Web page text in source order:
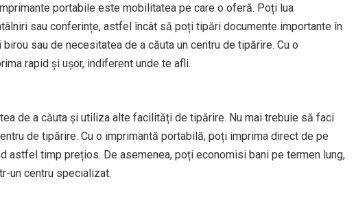
portabile este mobilitatea pe care o oferă. Poți lua
sau conferințe, astfel încât să poți tipări documente importante în
sau de necesitatea de a căuta un centru de tipărire. Cu o
rapid și ușor, indiferent unde te afli.
de a căuta și utiliza alte facilități de tipărire. Nu mai trebuie să faci
de tipărire. Cu o imprimantă portabilă, poți imprima direct de pe
astfel timp prețios. De asemenea, poți economisi bani pe termen lung,
un centru specializat.